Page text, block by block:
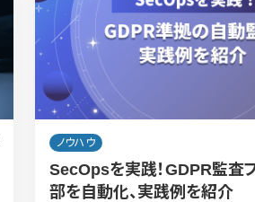
ノウハウ
SecOpsを実践！GDPR監査
部を自動化、実践例を紹介